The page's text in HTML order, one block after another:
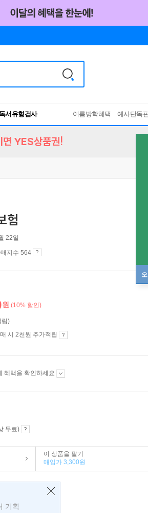
RBTI Lab
서유형검사
여름방학혜택 예사단독
면 YES상품권!
험
22일
지수 564
원 (10% 할인)
립)
시 2천원 추가적립
혜택을 확인하세요
무료)
이 상품을 팔기
매입가 3,300원
기획